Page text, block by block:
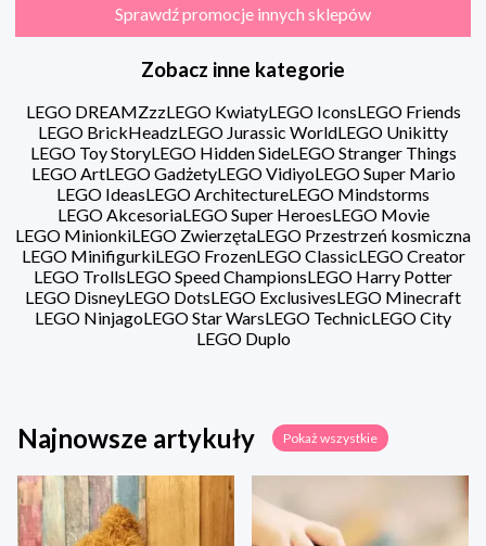
Sprawdź promocje innych sklepów
Zobacz inne kategorie
LEGO DREAMZzzLEGO KwiatyLEGO IconsLEGO Friends
LEGO BrickHeadzLEGO Jurassic WorldLEGO Unikitty
LEGO Toy StoryLEGO Hidden SideLEGO Stranger Things
LEGO ArtLEGO GadżetyLEGO VidiyoLEGO Super Mario
LEGO IdeasLEGO ArchitectureLEGO Mindstorms
LEGO AkcesoriaLEGO Super HeroesLEGO Movie
LEGO MinionkiLEGO ZwierzętaLEGO Przestrzeń kosmiczna
LEGO MinifigurkiLEGO FrozenLEGO ClassicLEGO Creator
LEGO TrollsLEGO Speed ChampionsLEGO Harry Potter
LEGO DisneyLEGO DotsLEGO ExclusivesLEGO Minecraft
LEGO NinjagoLEGO Star WarsLEGO TechnicLEGO City
LEGO Duplo
Najnowsze artykuły Pokaż wszystkie